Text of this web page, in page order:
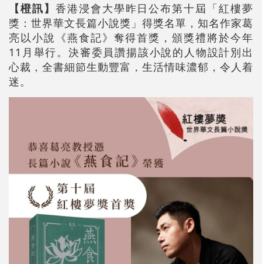
【橙訊】 香港浸會大學昨日公布第十屆「紅樓夢
獎：世界華文長篇小說獎」得獎名單，知名作家葛
亮以小說《燕食記》奪得首獎，頒獎禮將於今年
11月舉行。決審委員讚揚該小說的人物設計別出
心裁，全書細節生動豐富，生活情味濃郁，令人着
迷。